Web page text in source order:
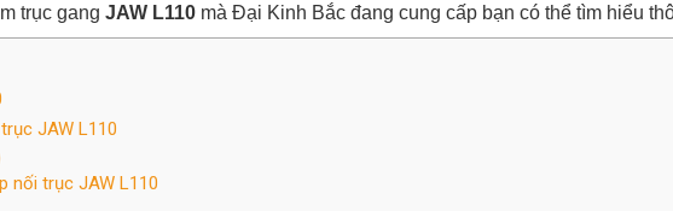
trục gang JAW L110 mà Đại Kinh Bắc đang cung cấp bạn có thể tìm hiểu
JAW L110
nối trục JAW L110